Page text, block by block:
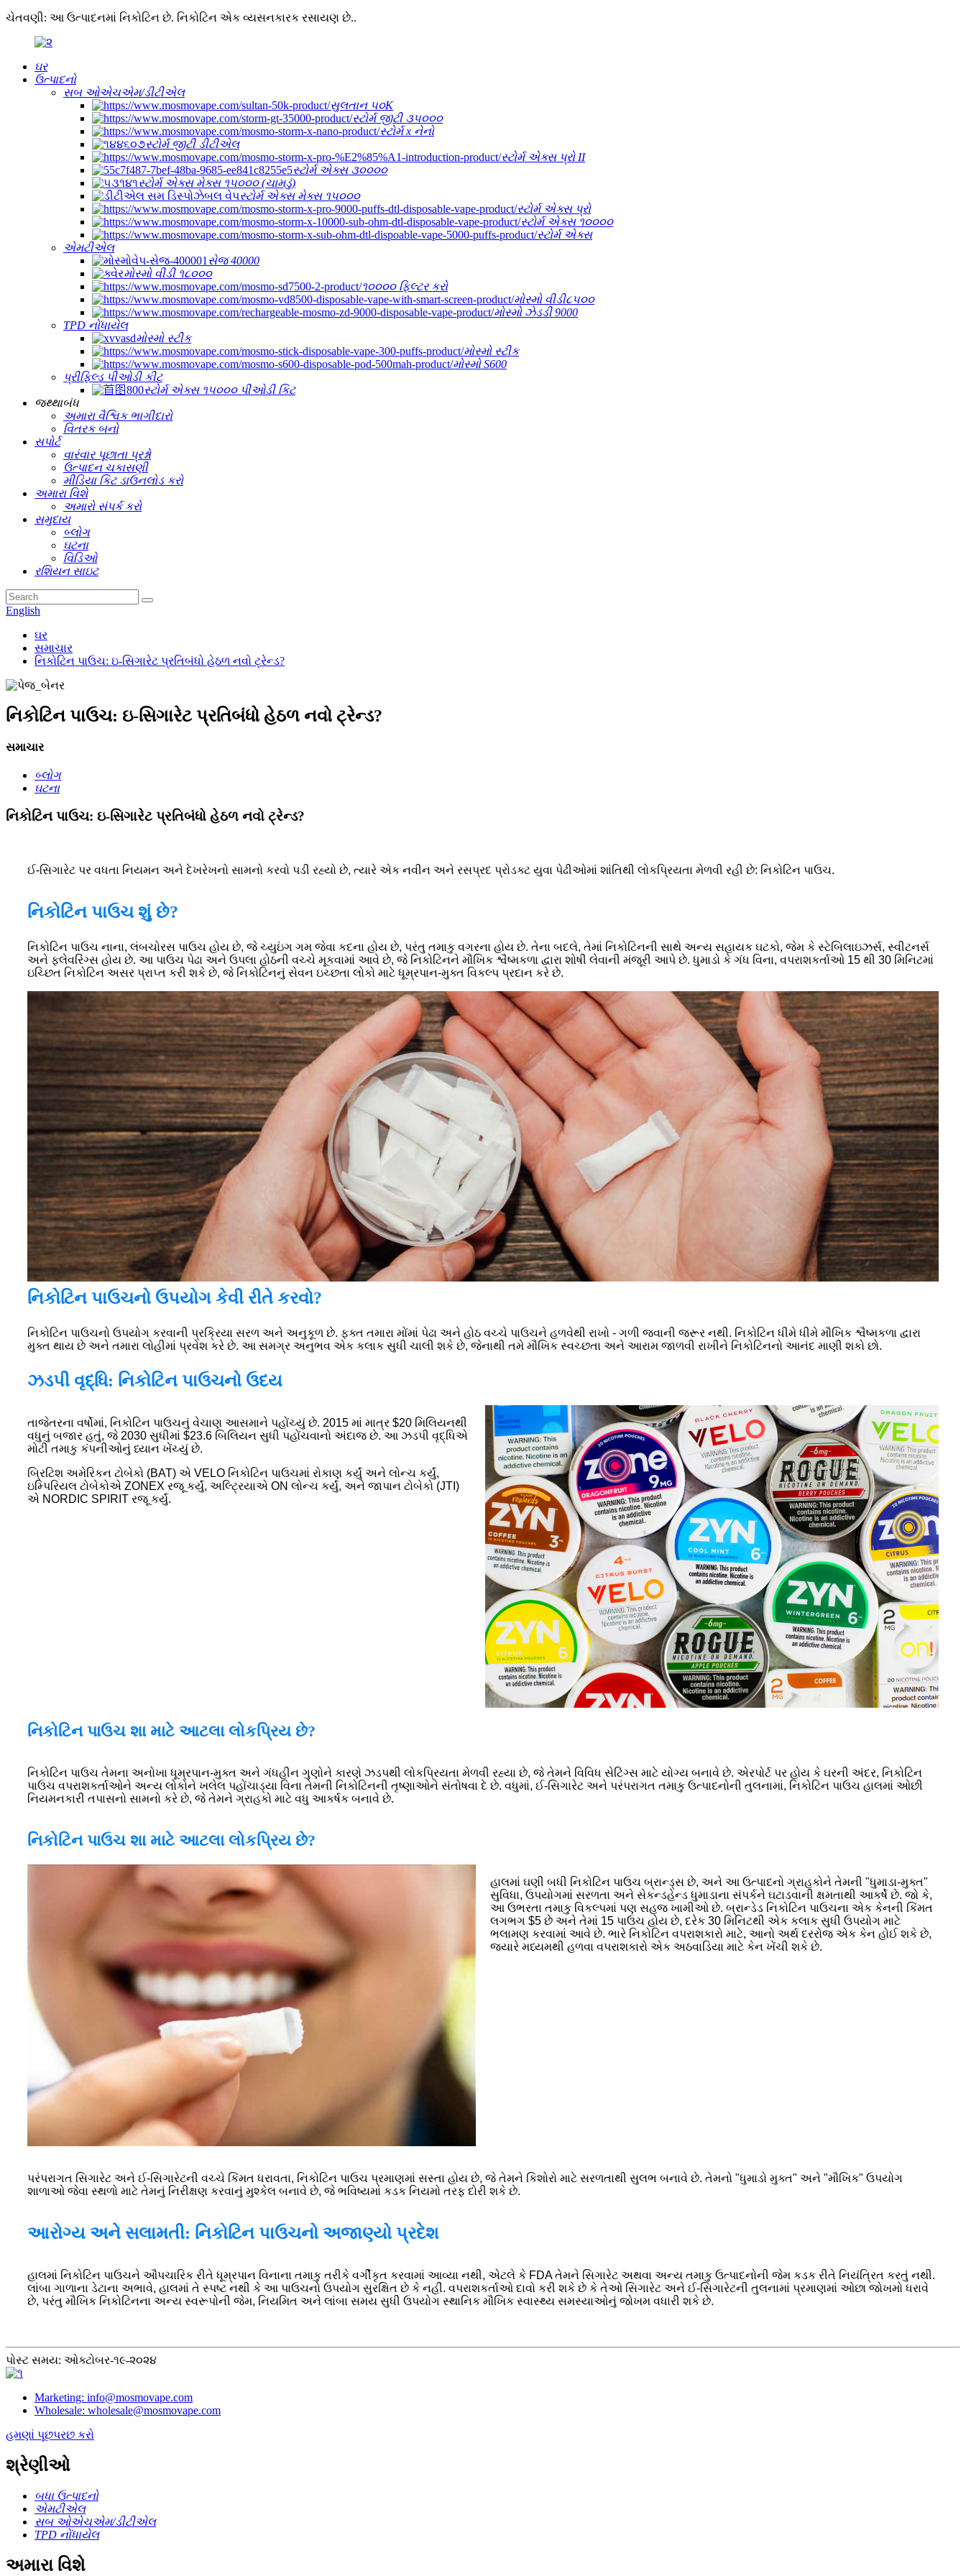
ચેતવણી: આ ઉત્પાદનમાં નિકોટિન છે. નિકોટિન એક વ્યસનકારક રસાયણ છે..
ઘર
ઉત્પાદનો
સબ ઓએચએમ/ડીટીએલ
સુલતાન ૫૦K
સ્ટોર્મ જીટી ૩૫૦૦૦
સ્ટોર્મ x નેનો
સ્ટોર્મ જીટી ડીટીએલ
સ્ટોર્મ એક્સ પ્રો II
સ્ટોર્મ એક્સ ૩૦૦૦૦
સ્ટોર્મ એક્સ મેક્સ ૧૫૦૦૦ (ચામડું)
સ્ટોર્મ એક્સ મેક્સ ૧૫૦૦૦
સ્ટોર્મ એક્સ પ્રો
સ્ટોર્મ એક્સ ૧૦૦૦૦
સ્ટોર્મ એક્સ
એમટીએલ
સેજ 40000
મોસ્મો વીડી ૧૮૦૦૦
૧૦૦૦૦ ફિલ્ટર કરો
મોસ્મો વીડી૮૫૦૦
મોસ્મો ઝેડડી 9000
TPD નોંધાયેલ
મોસ્મો સ્ટીક
મોસ્મો સ્ટીક
મોસ્મો S600
પ્રીફિલ્ડ પીઓડી કીટ
સ્ટોર્મ એક્સ ૧૫૦૦૦ પીઓડી કિટ
જથ્થાબંધ
અમારા વૈશ્વિક ભાગીદારો
વિતરક બનો
સપોર્ટ
વારંવાર પૂછાતા પ્રશ્નો
ઉત્પાદન ચકાસણી
મીડિયા કિટ ડાઉનલોડ કરો
અમારા વિશે
અમારો સંપર્ક કરો
સમુદાય
બ્લોગ
ઘટના
વિડિઓ
રશિયન સાઇટ
English
ઘર
સમાચાર
નિકોટિન પાઉચ: ઇ-સિગારેટ પ્રતિબંધો હેઠળ નવો ટ્રેન્ડ?
નિકોટિન પાઉચ: ઇ-સિગારેટ પ્રતિબંધો હેઠળ નવો ટ્રેન્ડ?
સમાચાર
બ્લોગ
ઘટના
નિકોટિન પાઉચ: ઇ-સિગારેટ પ્રતિબંધો હેઠળ નવો ટ્રેન્ડ?
ઈ-સિગારેટ પર વધતા નિયમન અને દેખરેખનો સામનો કરવો પડી રહ્યો છે, ત્યારે એક નવીન અને રસપ્રદ પ્રોડક્ટ યુવા પેઢીઓમાં શાંતિથી લોકપ્રિયતા મેળવી રહી છે: નિકોટિન પાઉચ.
નિકોટિન પાઉચ શું છે?
નિકોટિન પાઉચ નાના, લંબચોરસ પાઉચ હોય છે, જે ચ્યુઇંગ ગમ જેવા કદના હોય છે, પરંતુ તમાકુ વગરના હોય છે. તેના બદલે, તેમાં નિકોટિનની સાથે અન્ય સહાયક ઘટકો, જેમ કે સ્ટેબિલાઇઝર્સ, સ્વીટનર્સ
અને ફ્લેવરિંગ્સ હોય છે. આ પાઉચ પેઢા અને ઉપલા હોઠની વચ્ચે મૂકવામાં આવે છે, જે નિકોટિનને મૌખિક શ્વૈષ્મકળા દ્વારા શોષી લેવાની મંજૂરી આપે છે. ધુમાડો કે ગંધ વિના, વપરાશકર્તાઓ 15 થી 30 મિનિટમાં
ઇચ્છિત નિકોટિન અસર પ્રાપ્ત કરી શકે છે, જે નિકોટિનનું સેવન ઇચ્છતા લોકો માટે ધૂમ્રપાન-મુક્ત વિકલ્પ પ્રદાન કરે છે.
નિકોટિન પાઉચનો ઉપયોગ કેવી રીતે કરવો?
નિકોટિન પાઉચનો ઉપયોગ કરવાની પ્રક્રિયા સરળ અને અનુકૂળ છે. ફક્ત તમારા મોંમાં પેઢા અને હોઠ વચ્ચે પાઉચને હળવેથી રાખો - ગળી જવાની જરૂર નથી. નિકોટિન ધીમે ધીમે મૌખિક શ્વૈષ્મકળા દ્વારા
મુક્ત થાય છે અને તમારા લોહીમાં પ્રવેશ કરે છે. આ સમગ્ર અનુભવ એક કલાક સુધી ચાલી શકે છે, જેનાથી તમે મૌખિક સ્વચ્છતા અને આરામ જાળવી રાખીને નિકોટિનનો આનંદ માણી શકો છો.
ઝડપી વૃદ્ધિ: નિકોટિન પાઉચનો ઉદય
તાજેતરના વર્ષોમાં, નિકોટિન પાઉચનું વેચાણ આસમાને પહોંચ્યું છે. 2015 માં માત્ર $20 મિલિયનથી
વધુનું બજાર હતું, જે 2030 સુધીમાં $23.6 બિલિયન સુધી પહોંચવાનો અંદાજ છે. આ ઝડપી વૃદ્ધિએ
મોટી તમાકુ કંપનીઓનું ધ્યાન ખેંચ્યું છે.
બ્રિટિશ અમેરિકન ટોબેકો (BAT) એ VELO નિકોટિન પાઉચમાં રોકાણ કર્યું અને લોન્ચ કર્યું,
ઇમ્પિરિયલ ટોબેકોએ ZONEX રજૂ કર્યું, અલ્ટ્રિયાએ ON લોન્ચ કર્યું, અને જાપાન ટોબેકો (JTI)
એ NORDIC SPIRIT રજૂ કર્યું.
નિકોટિન પાઉચ શા માટે આટલા લોકપ્રિય છે?
નિકોટિન પાઉચ તેમના અનોખા ધૂમ્રપાન-મુક્ત અને ગંધહીન ગુણોને કારણે ઝડપથી લોકપ્રિયતા મેળવી રહ્યા છે, જે તેમને વિવિધ સેટિંગ્સ માટે યોગ્ય બનાવે છે. એરપોર્ટ પર હોય કે ઘરની અંદર, નિકોટિન
પાઉચ વપરાશકર્તાઓને અન્ય લોકોને ખલેલ પહોંચાડ્યા વિના તેમની નિકોટિનની તૃષ્ણાઓને સંતોષવા દે છે. વધુમાં, ઈ-સિગારેટ અને પરંપરાગત તમાકુ ઉત્પાદનોની તુલનામાં, નિકોટિન પાઉચ હાલમાં ઓછી
નિયમનકારી તપાસનો સામનો કરે છે, જે તેમને ગ્રાહકો માટે વધુ આકર્ષક બનાવે છે.
નિકોટિન પાઉચ શા માટે આટલા લોકપ્રિય છે?
હાલમાં ઘણી બધી નિકોટિન પાઉચ બ્રાન્ડ્સ છે, અને આ ઉત્પાદનો ગ્રાહકોને તેમની "ધુમાડા-મુક્ત"
સુવિધા, ઉપયોગમાં સરળતા અને સેકન્ડહેન્ડ ધુમાડાના સંપર્કને ઘટાડવાની ક્ષમતાથી આકર્ષે છે. જો કે,
આ ઉભરતા તમાકુ વિકલ્પમાં પણ સહજ ખામીઓ છે. બ્રાન્ડેડ નિકોટિન પાઉચના એક કેનની કિંમત
લગભગ $5 છે અને તેમાં 15 પાઉચ હોય છે, દરેક 30 મિનિટથી એક કલાક સુધી ઉપયોગ માટે
ભલામણ કરવામાં આવે છે. ભારે નિકોટિન વપરાશકારો માટે, આનો અર્થ દરરોજ એક કેન હોઈ શકે છે,
જ્યારે મધ્યમથી હળવા વપરાશકારો એક અઠવાડિયા માટે કેન ખેંચી શકે છે.
પરંપરાગત સિગારેટ અને ઈ-સિગારેટની વચ્ચે કિંમત ધરાવતા, નિકોટિન પાઉચ પ્રમાણમાં સસ્તા હોય છે, જે તેમને કિશોરો માટે સરળતાથી સુલભ બનાવે છે. તેમનો "ધુમાડો મુક્ત" અને "મૌખિક" ઉપયોગ
શાળાઓ જેવા સ્થળો માટે તેમનું નિરીક્ષણ કરવાનું મુશ્કેલ બનાવે છે, જે ભવિષ્યમાં કડક નિયમો તરફ દોરી શકે છે.
આરોગ્ય અને સલામતી: નિકોટિન પાઉચનો અજાણ્યો પ્રદેશ
હાલમાં નિકોટિન પાઉચને ઔપચારિક રીતે ધૂમ્રપાન વિનાના તમાકુ તરીકે વર્ગીકૃત કરવામાં આવ્યા નથી, એટલે કે FDA તેમને સિગારેટ અથવા અન્ય તમાકુ ઉત્પાદનોની જેમ કડક રીતે નિયંત્રિત કરતું નથી.
લાંબા ગાળાના ડેટાના અભાવે, હાલમાં તે સ્પષ્ટ નથી કે આ પાઉચનો ઉપયોગ સુરક્ષિત છે કે નહીં. વપરાશકર્તાઓ દાવો કરી શકે છે કે તેઓ સિગારેટ અને ઈ-સિગારેટની તુલનામાં પ્રમાણમાં ઓછા જોખમો ધરાવે
છે, પરંતુ મૌખિક નિકોટિનના અન્ય સ્વરૂપોની જેમ, નિયમિત અને લાંબા સમય સુધી ઉપયોગ સ્થાનિક મૌખિક સ્વાસ્થ્ય સમસ્યાઓનું જોખમ વધારી શકે છે.
પોસ્ટ સમય: ઓક્ટોબર-૧૯-૨૦૨૪
Marketing: info@mosmovape.com
Wholesale: wholesale@mosmovape.com
હમણાં પૂછપરછ કરો
શ્રેણીઓ
બધા ઉત્પાદનો
એમટીએલ
સબ ઓએચએમ/ડીટીએલ
TPD નોંધાયેલ
અમારા વિશે